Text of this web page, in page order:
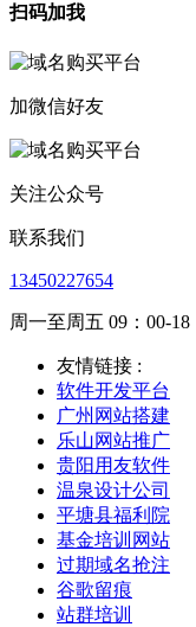
扫码加我
加微信好友
关注公众号
联系我们
13450227654
周一至周五 09：00-18
友情链接 :
软件开发平台
广州网站搭建
乐山网站推广
贵阳用友软件
温泉设计公司
平塘县福利院
基金培训网站
过期域名抢注
谷歌留痕
站群培训